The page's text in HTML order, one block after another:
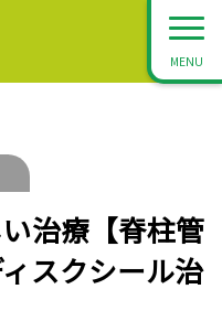
MENU
治療【脊柱管
スクシール治